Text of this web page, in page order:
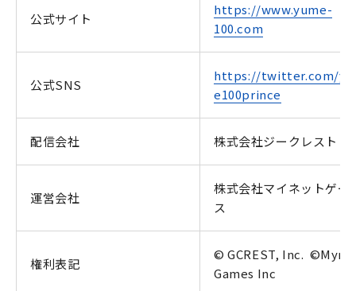
公式サイト
https://www.yume-
100.com
公式SNS
https://twitter.com/
e100prince
配信会社 株式会社ジークレスト
運営会社
株式会社マイネットゲー
ス
権利表記
© GCREST, Inc.
Games Inc